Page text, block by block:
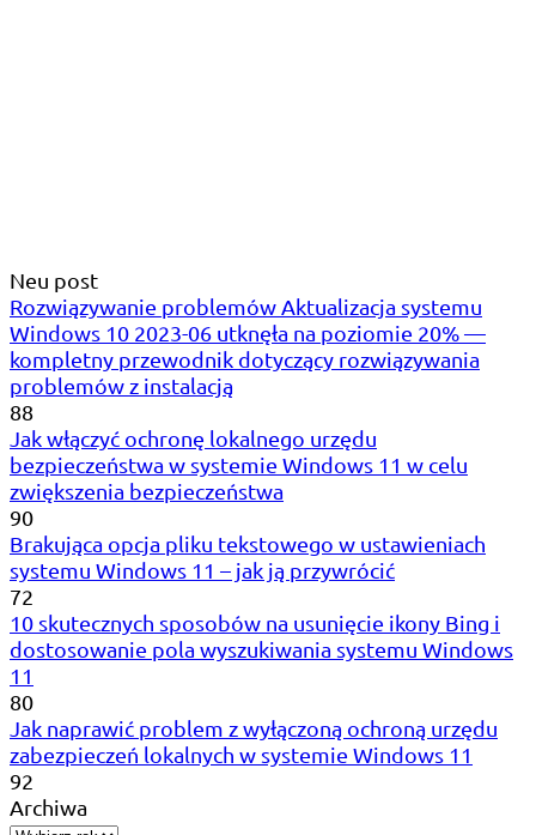
Neu post
Rozwiązywanie problemów Aktualizacja systemu
Windows 10 2023-06 utknęła na poziomie 20% —
kompletny przewodnik dotyczący rozwiązywania
problemów z instalacją
88
Jak włączyć ochronę lokalnego urzędu
bezpieczeństwa w systemie Windows 11 w celu
zwiększenia bezpieczeństwa
90
Brakująca opcja pliku tekstowego w ustawieniach
systemu Windows 11 – jak ją przywrócić
72
10 skutecznych sposobów na usunięcie ikony Bing i
dostosowanie pola wyszukiwania systemu Windows
11
80
Jak naprawić problem z wyłączoną ochroną urzędu
zabezpieczeń lokalnych w systemie Windows 11
92
Archiwa